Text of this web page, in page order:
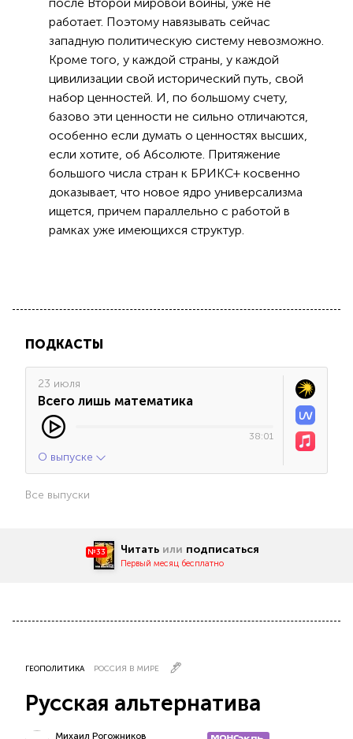
работает. Поэтому навязывать сейчас
западную политическую систему невозможно.
Кроме того, у каждой страны, у каждой
цивилизации свой исторический путь, свой
набор ценностей. И, по большому счету,
базово эти ценности не сильно отличаются,
особенно если думать о ценностях высших,
если хотите, об Абсолюте. Притяжение
большого числа стран к БРИКС+ косвенно
доказывает, что новое ядро универсализма
ищется, причем параллельно с работой в
рамках уже имеющихся структур.
ПОДКАСТЫ
23 июля
Всего лишь математика
38:01
О выпуске
Все выпуски
№33 Читать или подписаться
Первый месяц бесплатно
ГЕОПОЛИТИКА РОССИЯ В МИРЕ
Русская альтернатива
Михаил Рогожников